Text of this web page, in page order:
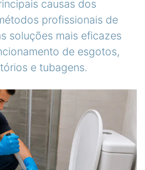
causas dos
profissionais de
soluções mais eficazes
de esgotos,
e tubagens.